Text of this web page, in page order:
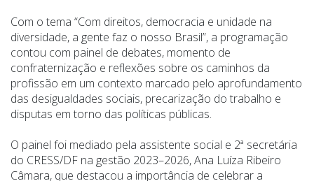
Com o tema “Com direitos, democracia e unidade na
diversidade, a gente faz o nosso Brasil”, a programação
contou com painel de debates, momento de
confraternização e reflexões sobre os caminhos da
profissão em um contexto marcado pelo aprofundamento
das desigualdades sociais, precarização do trabalho e
disputas em torno das políticas públicas.
O painel foi mediado pela assistente social e 2ª secretária
do CRESS/DF na gestão 2023–2026, Ana Luíza Ribeiro
Câmara, que destacou a importância de celebrar a